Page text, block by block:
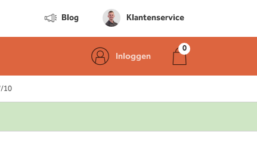
Blog Klantenservice
Inloggen
10